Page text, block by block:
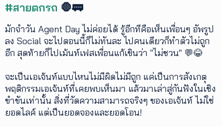
#สายตกรถ 🛑🚃
มักจำวัน Agent Day ไม่ค่อยได้ รู้อีกทีคือเห็นเพื่อนๆ อัพรูป
ลง Social จะไปตอนนี้ก็ไม่ทันละ ไปคนเดียวก็ทำตัวไม่ถูก
อีก สุดท้ายก็ไปเม้นท์เฟสเพื่อนแก้เขินว่า "ไม่ชวน" 💬😂
จะเป็นเอเจ้นท์แบบไหนไม่มีผิดไม่มีถูก แค่เป็นการสังเกตุ
พฤติกรรมเอเจ้นท์ที่เคยพบเห็นมา แล้วมาเล่าสู่กันฟังในเชิง
ขำขันเท่านั้น สิ่งที่วัดความสามารถจริงๆ ของเอเจ้นท์ ไม่ใช่
ยอดไลค์ แต่เป็นยอดจองและยอดโอน!